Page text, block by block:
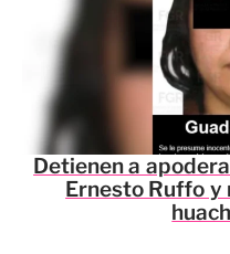
Detienen a
Ernesto Ruffo y